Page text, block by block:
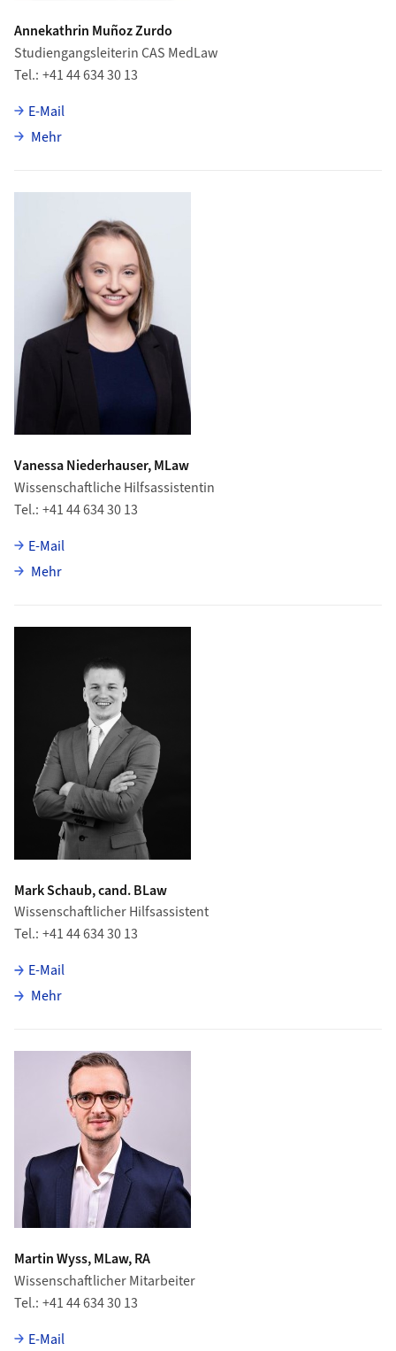
Annekathrin Muñoz Zurdo
Studiengangsleiterin CAS MedLaw
Tel. +41 44 634 30 13
E-Mail
Mehrüber Annekathrin Muñoz Zurdo
Vanessa Niederhauser, MLaw
Wissenschaftliche Hilfsassistentin
Tel. +41 44 634 30 13
E-Mail
Mehrüber Vanessa Niederhauser
Mark Schaub, cand. BLaw
Wissenschaftlicher Hilfsassistent
Tel. +41 44 634 30 13
E-Mail
Mehrüber Mark Schaub
Martin Wyss, MLaw, RA
Wissenschaftlicher Mitarbeiter
Tel. +41 44 634 30 13
E-Mail